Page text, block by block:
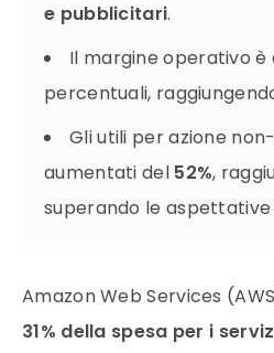
e pubblicitari.
Il margine operativo
percentuali,
Gli utili per azione
aumentati del 52%,
superando le
Amazon Web Services
31% della spesa per i